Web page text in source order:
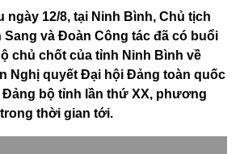
ngày 12/8, tại Ninh Bình, Chủ tịch
và Đoàn Công tác đã có buổi
chủ chốt của tỉnh Ninh Bình về
Nghị quyết Đại hội Đảng toàn quốc
Đảng bộ tỉnh lần thứ XX, phương
thời gian tới.